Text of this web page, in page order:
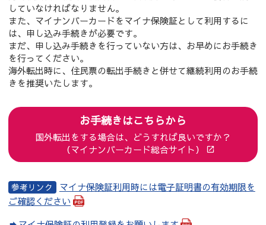
していなければなりません。
また、マイナンバーカードをマイナ保険証として利用するに
は、申し込み手続きが必要です。
まだ、申し込み手続きを行っていない方は、お早めにお手続き
を行ってください。
海外転出時に、住民票の転出手続きと併せて継続利用のお手続
きを推奨いたします。
お手続きはこちらから
国外転出をする場合は、どうすれば良いですか？
（マイナンバーカード総合サイト）
マイナ保険証利用時には電子証明書の有効期限を
ご確認ください